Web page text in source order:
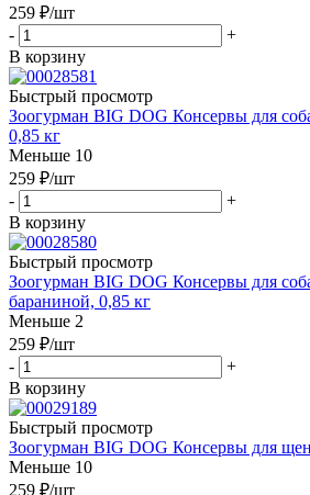
259 ₽/шт
-
+
В корзину
Быстрый просмотр
Зоогурман BIG DOG Консервы для
0,85 кг
Меньше 10
259 ₽/шт
-
+
В корзину
Быстрый просмотр
Зоогурман BIG DOG Консервы для
бараниной, 0,85 кг
Меньше 2
259 ₽/шт
-
+
В корзину
Быстрый просмотр
Зоогурман BIG DOG Консервы для
Меньше 10
259 ₽/шт